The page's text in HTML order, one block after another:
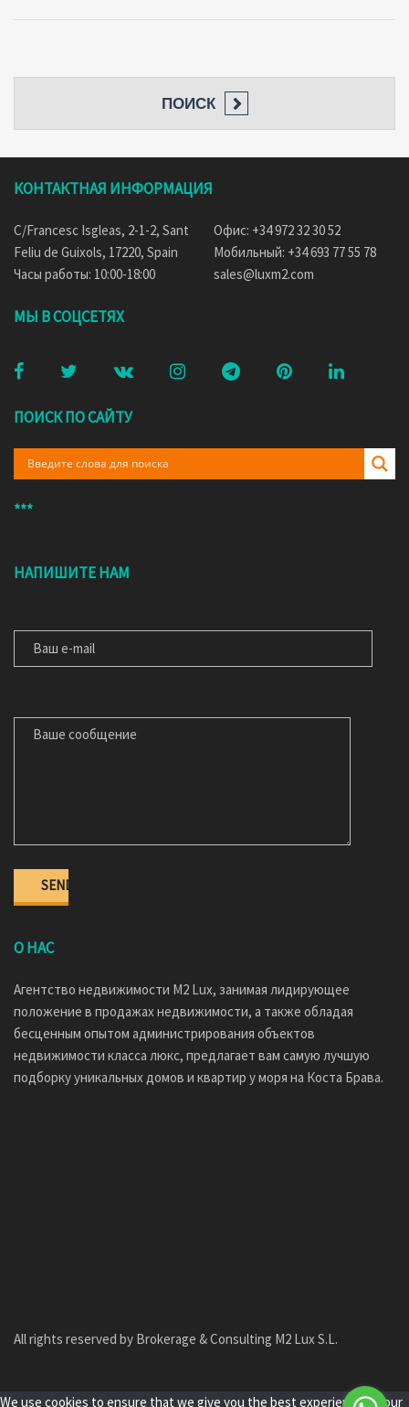
ПОИСК
КОНТАКТНАЯ ИНФОРМАЦИЯ
C/Francesc Isgleas, 2-1-2, Sant
Feliu de Guixols, 17220, Spain
Часы работы: 10:00-18:00
Офис: +34 972 32 30 52
Мобильный: +34 693 77 55 78
sales@luxm2.com
МЫ В СОЦСЕТЯХ
ПОИСК ПО САЙТУ
***
НАПИШИТЕ НАМ
О НАС
Агентство недвижимости M2 Lux, занимая лидирующее
положение в продажах недвижимости, а также обладая
бесценным опытом администрирования объектов
недвижимости класса люкс, предлагает вам самую лучшую
подборку уникальных домов и квартир у моря на Коста Брава.
All rights reserved by Brokerage & Consulting M2 Lux S.L.
We use cookies to ensure that we give you the best experience on our